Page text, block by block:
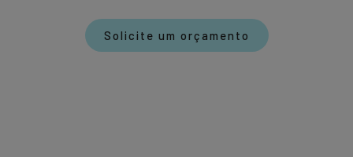
Solicite um orçamento